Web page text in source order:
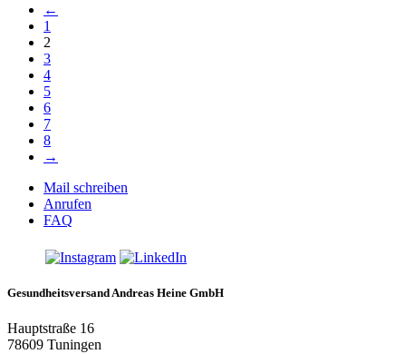
←
1
2
3
4
5
6
7
8
→
Mail schreiben
Anrufen
FAQ
Gesundheitsversand Andreas Heine GmbH
Hauptstraße 16
78609 Tuningen